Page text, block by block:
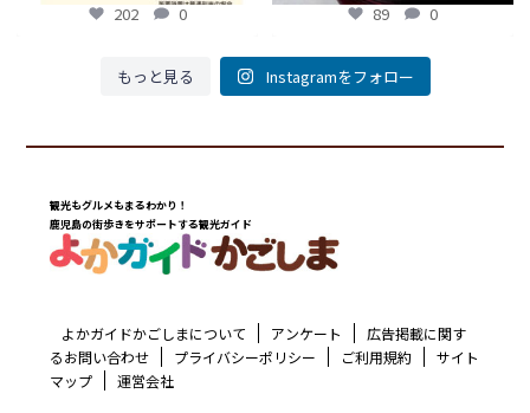
202 0 89 0
もっと見る Instagramをフォロー
観光もグルメもまるわかり！
鹿児島の街歩きをサポートする観光ガイド
よかガイドかごしまについて アンケート
広告掲載に関す
るお問い合わせ
プライバシーポリシー ご利用規約
サイト
マップ
運営会社